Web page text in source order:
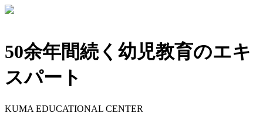
50余年間続く幼児教育のエキ
スパート
KUMA EDUCATIONAL CENTER